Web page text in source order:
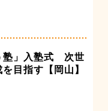
塾」入塾式 次世
目指す【岡山】